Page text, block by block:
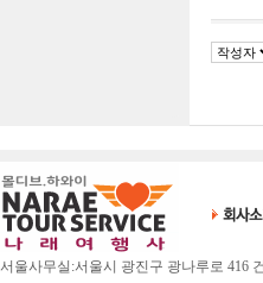
서울사무실:서울시 광진구 광나루로 416